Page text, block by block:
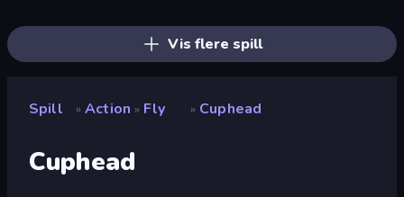
Vis flere spill
Spill » Action » Fly » Cuphead
Cuphead